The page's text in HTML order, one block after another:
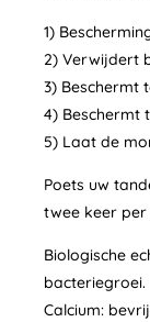
1)
2) Verwijdert
3) Beschermt
4) Beschermt
5) Laat de
Poets uw
twee keer per
Biologische
bacteriegroei.
Calcium: